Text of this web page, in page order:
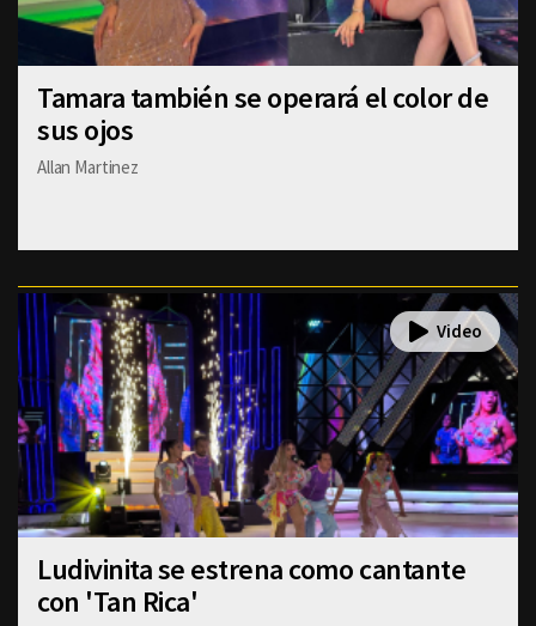
Tamara también se operará el color de
sus ojos
Allan Martinez
Ludivinita se estrena como cantante
con 'Tan Rica'